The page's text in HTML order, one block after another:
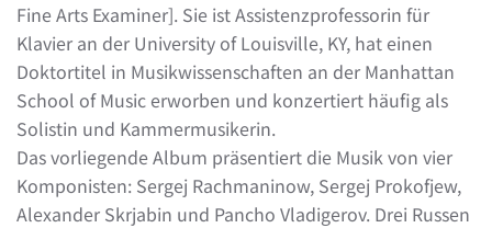
Fine Arts Examiner]. Sie ist Assistenzprofessorin für
Klavier an der University of Louisville, KY, hat einen
Doktortitel in Musikwissenschaften an der Manhattan
School of Music erworben und konzertiert häufig als
Solistin und Kammermusikerin.
Das vorliegende Album präsentiert die Musik von vier
Komponisten: Sergej Rachmaninow, Sergej Prokofjew,
Alexander Skrjabin und Pancho Vladigerov. Drei Russen